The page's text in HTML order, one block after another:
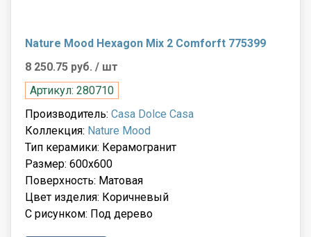
Nature Mood Hexagon Mix 2 Comforft 775399
8 250.75 руб. / шт
Артикул: 280710
Производитель: Casa Dolce Casa
Коллекция: Nature Mood
Тип керамики: Керамогранит
Размер: 600x600
Поверхность: Матовая
Цвет изделия: Коричневый
С рисунком: Под дерево